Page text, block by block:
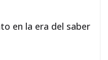
en la era del saber